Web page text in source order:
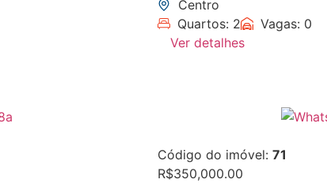
Centro
Quartos: 2
Vagas: 0
Ver detalhes
Código do imóvel: 71
R$350,000.00